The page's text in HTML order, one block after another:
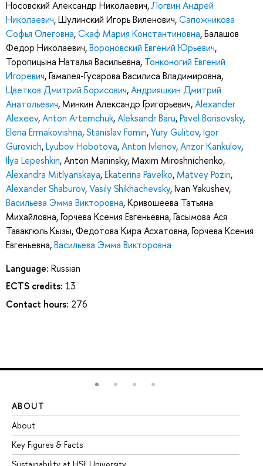
Носовский Александр Николаевич,Логвин Андрей
Николаевич,Шулинский Игорь Виленович,Сапожникова
Софья Олеговна,Скаф Мария Константиновна,Балашов
Федор Николаевич,Вороновский Евгений Юрьевич,
Торопицына Наталья Васильевна, Тонконогий Евгений
Игоревич,Гамалея-Гусарова Василиса Владимировна,
Цветков Дмитрий Борисович,Андрияшкин Дмитрий
Анатольевич, Минкин Александр Григорьевич,Alexander
Alexeev,Anton Artemchuk,Aleksandr Baru,Pavel Borisovsky,
Elena Ermakovishna,Stanislav Fomin,Yury Gulitov,Igor
Gurovich,Lyubov Hobotova,Anton Ivlenov,Anzor Kankulov,
Ilya Lepeshkin,Anton Mariinsky, Maxim Miroshnichenko,
Alexandra Mitlyanskaya,Ekaterina Pavelko, Matvey Pozin,
Alexander Shaburov,Vasily Shikhachevsky,Ivan Yakushev,
Васильева Эмма Викторовна,Кривошеева Татьяна
Михайловна,Горчева Ксения Евгеньевна,Гасымова Ася
Тавакгюль Кызы,Федотова Кира Асхатовна,Горчева Ксения
Евгеньевна,Васильева Эмма Викторовна
Language: Russian
ECTS credits: 13
Contact hours: 276
ABOUT
About
Key Figures & Facts